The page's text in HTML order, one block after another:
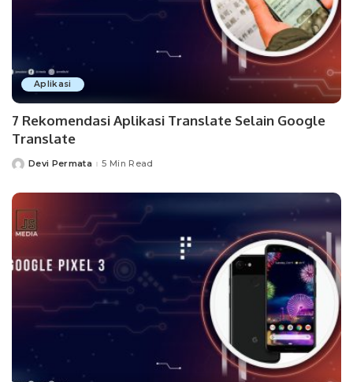
Aplikasi
7 Rekomendasi Aplikasi Translate Selain Google
Translate
PostedDevi Permata 5 Min Read